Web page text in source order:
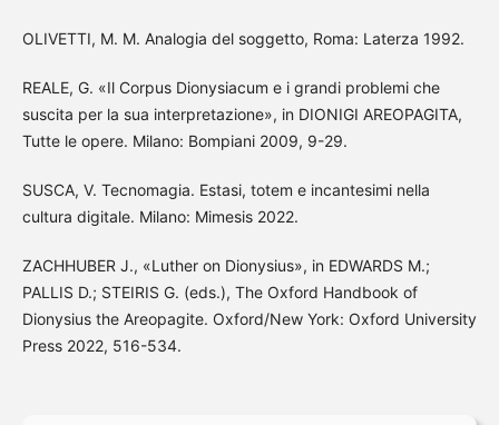
OLIVETTI, M. M. Analogia del soggetto, Roma: Laterza 1992.
REALE, G. «Il Corpus Dionysiacum e i grandi problemi che
suscita per la sua interpretazione», in DIONIGI AREOPAGITA,
Tutte le opere. Milano: Bompiani 2009, 9-29.
SUSCA, V. Tecnomagia. Estasi, totem e incantesimi nella
cultura digitale. Milano: Mimesis 2022.
ZACHHUBER J., «Luther on Dionysius», in EDWARDS M.;
PALLIS D.; STEIRIS G. (eds.), The Oxford Handbook of
Dionysius the Areopagite. Oxford/New York: Oxford University
Press 2022, 516-534.